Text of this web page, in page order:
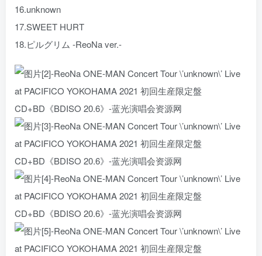
16.unknown
17.SWEET HURT
18.ピルグリム -ReoNa ver.-